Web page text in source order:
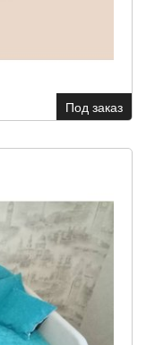
Под заказ